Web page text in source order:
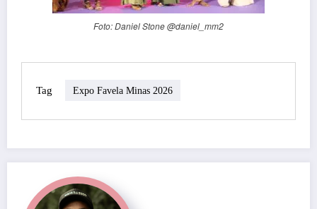
Foto: Daniel Stone @daniel_mm2
Tag Expo Favela Minas 2026